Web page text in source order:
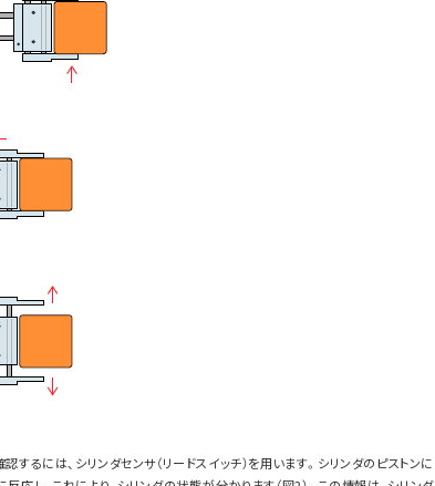
るには、シリンダセンサ（リードスイッチ）を用います。シリンダのピストンに